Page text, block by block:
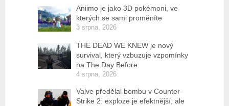
Aniimo je jako 3D pokémoni, ve
kterých se sami proměníte
3 srpna, 2026
THE DEAD WE KNEW je nový
survival, který vzbuzuje vzpomínky
na The Day Before
4 srpna, 2026
Valve předělal bombu v Counter-
Strike 2: exploze je efektnější, ale